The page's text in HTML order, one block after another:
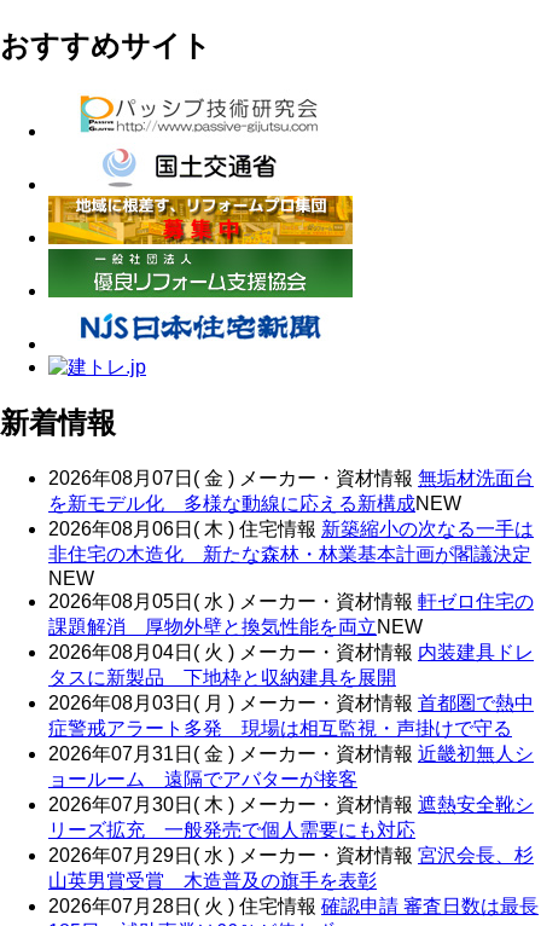
おすすめサイト
新着情報
2026年08月07日( 金 ) メーカー・資材情報 無垢材洗面台
を新モデル化 多様な動線に応える新構成NEW
2026年08月06日( 木 ) 住宅情報 新築縮小の次なる一手は
非住宅の木造化 新たな森林・林業基本計画が閣議決定
NEW
2026年08月05日( 水 ) メーカー・資材情報 軒ゼロ住宅の
課題解消 厚物外壁と換気性能を両立NEW
2026年08月04日( 火 ) メーカー・資材情報 内装建具ドレ
タスに新製品 下地枠と収納建具を展開
2026年08月03日( 月 ) メーカー・資材情報 首都圏で熱中
症警戒アラート多発 現場は相互監視・声掛けで守る
2026年07月31日( 金 ) メーカー・資材情報 近畿初無人シ
ョールーム 遠隔でアバターが接客
2026年07月30日( 木 ) メーカー・資材情報 遮熱安全靴シ
リーズ拡充 一般発売で個人需要にも対応
2026年07月29日( 水 ) メーカー・資材情報 宮沢会長、杉
山英男賞受賞 木造普及の旗手を表彰
2026年07月28日( 火 ) 住宅情報 確認申請 審査日数は最長